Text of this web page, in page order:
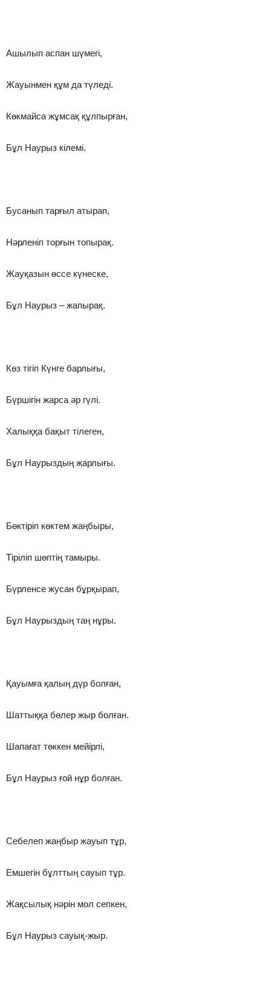
Ашылып аспан шүмегі,
Жауынмен құм да түледі.
Көкмайса жұмсақ құлпырған,
Бұл Наурыз кілемі.
Бусанып тарғыл атырап,
Нәрленіп торғын топырақ.
Жауқазын өссе күнеске,
Бұл Наурыз – жапырақ.
Көз тігіп Күнге барлығы,
Бүршігін жарса әр гүлі.
Халыққа бақыт тілеген,
Бұл Наурыздың жарлығы.
Бөктіріп көктем жаңбыры,
Тіріліп шөптің тамыры.
Бүрленсе жусан бұрқырап,
Бұл Наурыздың таң нұры.
Қауымға қалың дүр болған,
Шаттыққа бөлер жыр болған.
Шапағат төккен мейірлі,
Бұл Наурыз ғой нұр болған.
Себелеп жаңбыр жауып тұр,
Емшегін бұлттың сауып тұр.
Жақсылық нәрін мол сепкен,
Бұл Наурыз сауық-жыр.